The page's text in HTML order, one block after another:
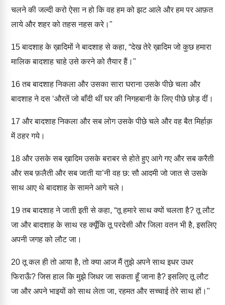
चलने की जल्दी करो ऐसा न हो कि वह हम को झट आले और हम पर आफ़त
लाये और शहर को तहस नहस करे।"
15बादशाह के ख़ादिमों ने बादशाह से कहा, “देख तेरे ख़ादिम जो कुछ हमारा
मालिक बादशाह चाहे उसे करने को तैयार हैं।"
16तब बादशाह निकला और उसका सारा घराना उसके पीछे चला और
बादशाह ने दस ‘औरतें जो बाँदी थीं घर की निगहबानी के लिए पीछे छोड़ दीं।
17 और बादशाह निकला और सब लोग उसके पीछे चले और वह बैत मिर्हाक़
में ठहर गये।
18 और उसके सब ख़ादिम उसके बराबर से होते हुए आगे गए और सब करैती
और सब फ़लैती और सब जाती या’नी वह छ: सौ आदमी जो जात से उसके
साथ आए थे बादशाह के सामने आगे चले।
19तब बादशाह ने जाती इती से कहा, “तू हमारे साथ क्यों चलता है? तू लौट
जा और बादशाह के साथ रह क्यूँकि तू परदेसी और जिला वतन भी है, इसलिए
अपनी जगह को लौट जा।
20तू कल ही तो आया है, तो क्या आज मैं तुझे अपने साथ इधर उधर
फिराऊँ? जिस हाल कि मुझे जिधर जा सकता हूँ जाना है? इसलिए तू लौट
जा और अपने भाइयों को साथ लेता जा, रहमत और सच्चाई तेरे साथ हों।"